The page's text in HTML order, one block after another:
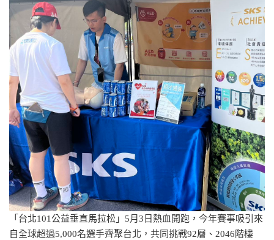
「台北101公益垂直馬拉松」5月3日熱血開跑，今年賽事吸引來
自全球超過5,000名選手齊聚台北，共同挑戰92層、2046階樓